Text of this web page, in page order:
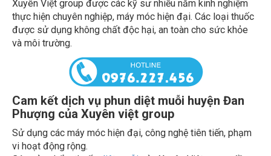
được sử dụng không chất độc hại, an toàn cho sức khỏe
và môi trường.
Cam kết dịch vụ phun diệt muỗi huyện Đan
Phượng của Xuyên việt group
Sử dụng các máy móc hiện đại, công nghệ tiên tiến, phạm
vi hoạt động rộng.
Các sản phẩm thuốcdiệt muỗicủa Xuyên Việt group đều
có nguồn gốc, xuất xứ có thương hiệu từ Anh, Pháp, Đức,